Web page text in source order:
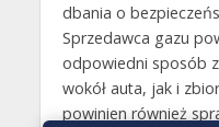
dbania o
Sprzedawca gazu
odpowiedni sposób
wokół auta, jak i
powinien również